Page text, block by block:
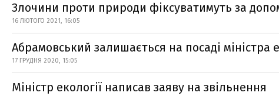
Злочини проти природи фіксуватимуть за
16 ЛЮТОГО 2021, 16:05
Абрамовський залишається на посаді міністра
17 ГРУДНЯ 2020, 15:05
Міністр екології написав заяву на звільнення